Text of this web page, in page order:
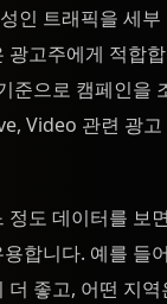
인 트래픽을 세부
광고주에게 적합
준으로 캠페인을
Video 관련 광고
정도 데이터를 보
합니다. 예를 들
더 좋고, 어떤 지